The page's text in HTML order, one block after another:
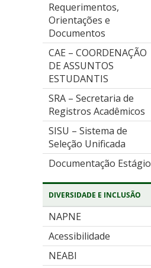
Requerimentos,
Orientações e
Documentos
CAE – COORDENAÇÃO
DE ASSUNTOS
ESTUDANTIS
SRA – Secretaria de
Registros Acadêmicos
SISU – Sistema de
Seleção Unificada
Documentação Estágio
DIVERSIDADE E INCLUSÃO
NAPNE
Acessibilidade
NEABI